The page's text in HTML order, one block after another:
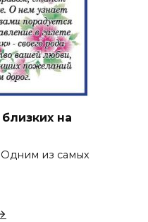
на
Одним из самых